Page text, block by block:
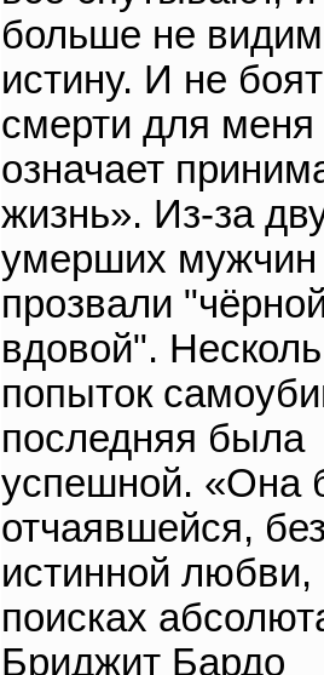
больше не видим
истину. И не
смерти для меня
означает
жизнь». Из-за
умерших мужчин
прозвали
вдовой".
попыток
последняя была
успешной. «Она
отчаявшейся,
истинной любви,
поисках
Бриджит Бардо